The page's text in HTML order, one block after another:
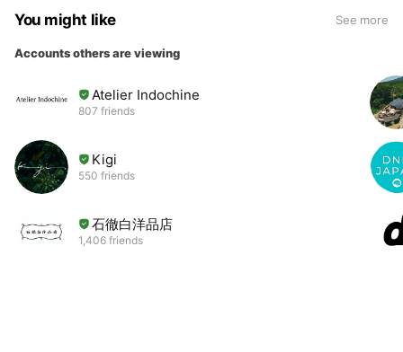
You might like See more
Accounts others are viewing
Atelier Indochine
807 friends
Kigi
550 friends
石徹白洋品店
1,406 friends